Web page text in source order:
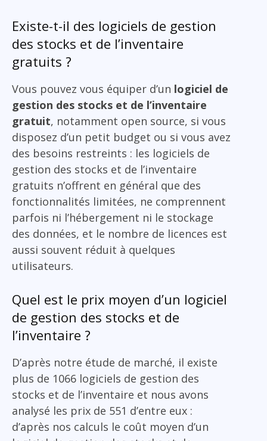
Existe-t-il des logiciels de gestion
des stocks et de l’inventaire
gratuits ?
Vous pouvez vous équiper d’un logiciel de
gestion des stocks et de l’inventaire
gratuit, notamment open source, si vous
disposez d’un petit budget ou si vous avez
des besoins restreints : les logiciels de
gestion des stocks et de l’inventaire
gratuits n’offrent en général que des
fonctionnalités limitées, ne comprennent
parfois ni l’hébergement ni le stockage
des données, et le nombre de licences est
aussi souvent réduit à quelques
utilisateurs.
Quel est le prix moyen d’un logiciel
de gestion des stocks et de
l’inventaire ?
D’après notre étude de marché, il existe
plus de 1066 logiciels de gestion des
stocks et de l’inventaire et nous avons
analysé les prix de 551 d’entre eux :
d’après nos calculs le coût moyen d’un